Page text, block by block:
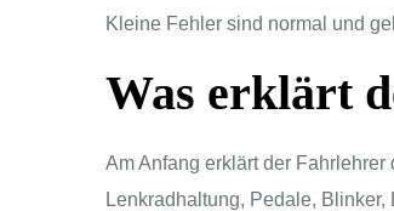
Kleine Fehler sind normal und
Was erklärt
Am Anfang erklärt der
Lenkradhaltung, Pedale,